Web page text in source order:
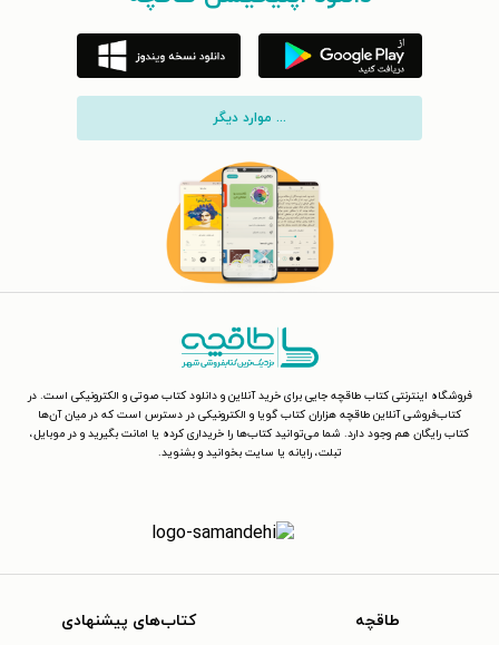
... موارد دیگر
فروشگاه اینترنتی کتاب طاقچه جایی برای خرید آنلاین و دانلود کتاب صوتی و الکترونیکی است. در
کتاب‌فروشی آنلاین طاقچه هزاران کتاب گویا و الکترونیکی در دسترس است که در میان آن‌ها
کتاب رایگان هم وجود دارد. شما می‌توانید کتاب‌ها را خریداری کرده یا امانت بگیرید و در موبایل،
تبلت، رایانه یا سایت بخوانید و بشنوید.
طاقچه کتاب‌های پیشنهادی